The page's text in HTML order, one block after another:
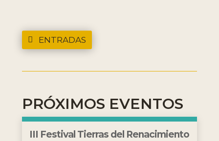
ENTRADAS
PRÓXIMOS EVENTOS
III Festival Tierras del Renacimiento